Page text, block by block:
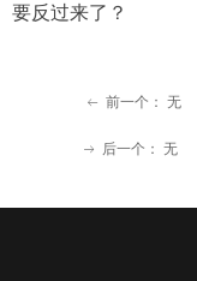
ꂃ 前一个： 无
ꁹ 后一个： 无
要反过来了？